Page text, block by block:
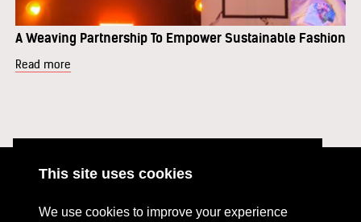
This site uses cookies
We use cookies to improve your experience
A Weaving Partnership To Empower Sustainable Fashion
Read more